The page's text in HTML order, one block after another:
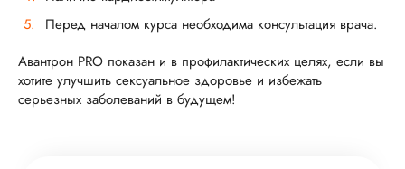
Перед началом курса необходима консультация врача.
Авантрон PRO показан и в профилактических целях, если вы
хотите улучшить сексуальное здоровье и избежать
серьезных заболеваний в будущем!